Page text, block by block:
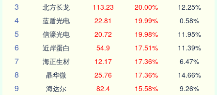
3 北方长龙 113.23 20.00% 12.25%
4 蓝盾光电 22.81 19.99% 0.58%
5 信濠光电 20.72 19.98% 11.95%
6 近岸蛋白 54.9 17.51% 11.39%
7 海正生材 12.17 17.36% 6.47%
8 晶华微 25.76 17.36% 14.66%
9 海达尔 82.4 15.58% 9.26%